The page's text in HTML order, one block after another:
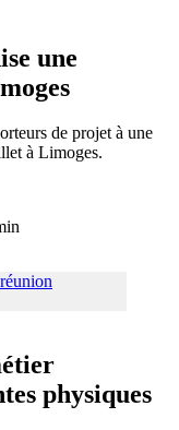
une
de projet à une
à Limoges.
physiques